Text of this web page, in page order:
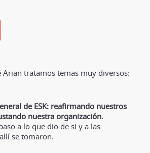
Arian tratamos temas muy diversos:
de ESK: reafirmando nuestros
nuestra organización.
a lo que dio de si y a las
se tomaron.